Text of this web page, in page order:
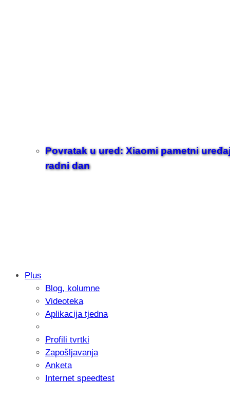
Povratak u ured: Xiaomi pametni
radni dan
Samsung otkrio kako je nastajala
donijelo tanje i izdržljivije preklopne
Plus
Blog, kolumne
Videoteka
Aplikacija tjedna
Profili tvrtki
Zapošljavanja
Anketa
Internet speedtest